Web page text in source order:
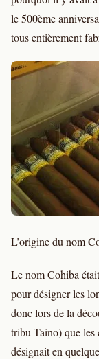
le 500ème
tous entièrement
L’origine du nom
Le nom Cohiba
pour désigner les
donc lors de la
tribu Taino) que
désignait en